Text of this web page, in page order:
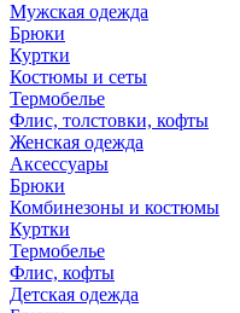
Мужская одежда
Брюки
Куртки
Костюмы и сеты
Термобелье
Флис, толстовки, кофты
Женская одежда
Аксессуары
Брюки
Комбинезоны и костюмы
Куртки
Термобелье
Флис, кофты
Детская одежда